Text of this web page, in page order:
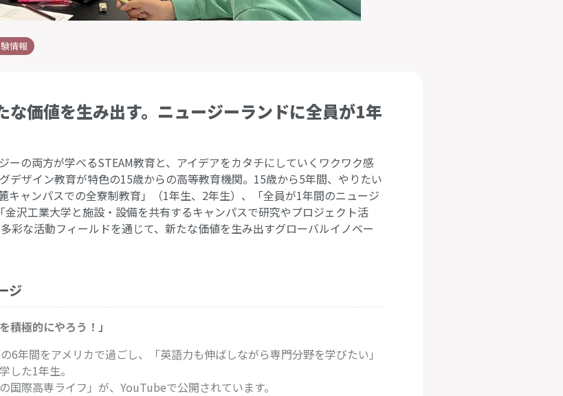
情報
な価値を生み出す。ニュージーランドに全員が1年
ーの両方が学べるSTEAM教育と、アイデアをカタチにしていくワクワク感
デザイン教育が特色の15歳からの高等教育機関。15歳から5年間、やりたい
キャンパスでの全寮制教育」（1年生、2年生）、「全員が1年間のニュージ
沢工業大学と施設・設備を共有するキャンパスで研究やプロジェクト活
彩な活動フィールドを通じて、新たな価値を生み出すグローバルイノベー
ジ
積極的にやろう！」
6年間をアメリカで過ごし、「英語力も伸ばしながら専門分野を学びたい」
した1年生。
国際高専ライフ」が、YouTubeで公開されています。